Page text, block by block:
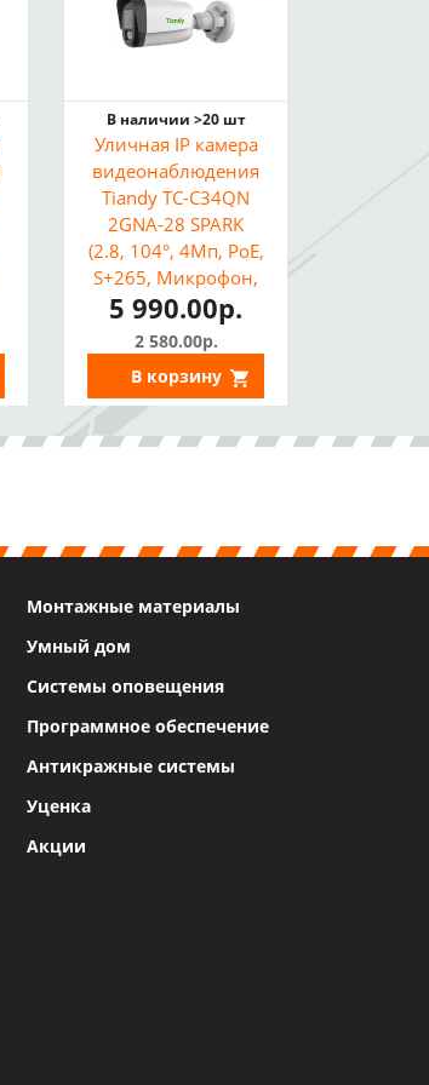
В наличии >20 шт
Уличная IP камера
видеонаблюдения
Tiandy TC-C34QN
2GNA-28 SPARK
(2.8, 104°, 4Мп, PoE,
S+265, Микрофон,
ИИ, ИК 30м, IP67)
5 990.00р.
2 580.00р.
В корзину
Монтажные материалы
Умный дом
Системы оповещения
Программное обеспечение
Антикражные системы
Уценка
Акции